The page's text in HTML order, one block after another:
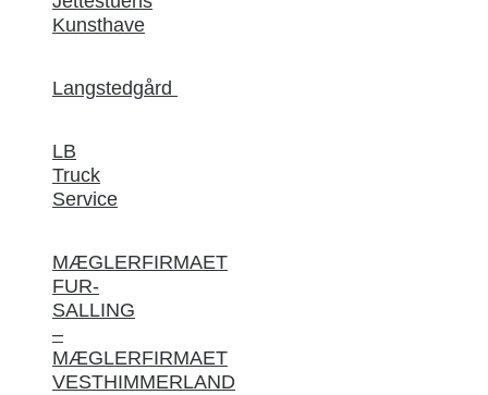
Kunsthave
Langstedgård
LB
Truck
Service
MÆGLERFIRMAET
FUR-
SALLING
–
MÆGLERFIRMAET
VESTHIMMERLAND